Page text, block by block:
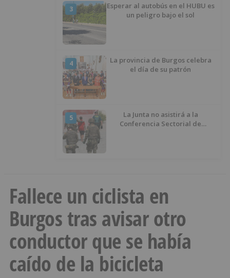
3
Esperar al autobús en el HUBU es
un peligro bajo el sol
4
La provincia de Burgos celebra
el día de su patrón
5
La Junta no asistirá a la
Conferencia Sectorial de
Fallece un ciclista en
Burgos tras avisar otro
conductor que se había
caído de la bicicleta